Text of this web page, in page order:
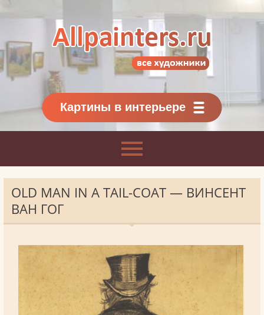
Картины классиков
и современников
Картины в интерьере
OLD MAN IN A TAIL-COAT — ВИНСЕНТ
ВАН ГОГ